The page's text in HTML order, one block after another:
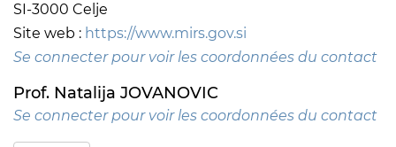
SI-3000 Celje
Site web : https://www.mirs.gov.si
Se connecter pour voir les coordonnées du contact
Prof. Natalija JOVANOVIC
Se connecter pour voir les coordonnées du contact